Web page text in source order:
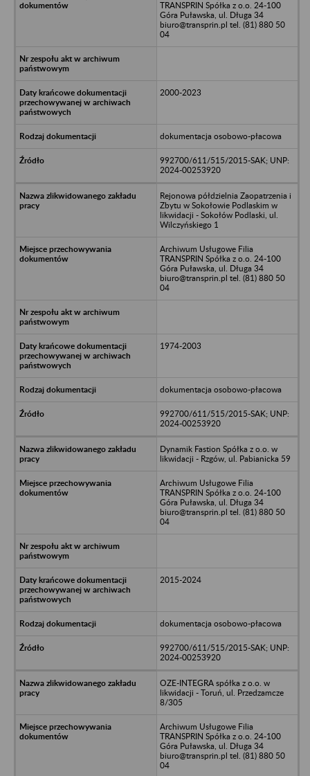
TRANSPRIN Spółka z o.o. 24-100
Góra Puławska, ul. Długa 34
biuro@transprin.pl tel. (81) 880 50
04
2000-2023
dokumentacja osobowo-płacowa
992700/611/515/2015-SAK; UNP:
2024-00253920
Rejonowa półdzielnia Zaopatrzenia i
Zbytu w Sokołowie Podlaskim w
likwidacji - Sokołów Podlaski, ul.
Wilczyńskiego 1
Archiwum Usługowe Filia
TRANSPRIN Spółka z o.o. 24-100
Góra Puławska, ul. Długa 34
biuro@transprin.pl tel. (81) 880 50
04
1974-2003
dokumentacja osobowo-płacowa
992700/611/515/2015-SAK; UNP:
2024-00253920
Dynamik Fastion Spółka z o.o. w
likwidacji - Rzgów, ul. Pabianicka 59
Archiwum Usługowe Filia
TRANSPRIN Spółka z o.o. 24-100
Góra Puławska, ul. Długa 34
biuro@transprin.pl tel. (81) 880 50
04
2015-2024
dokumentacja osobowo-płacowa
992700/611/515/2015-SAK; UNP:
2024-00253920
OZE-INTEGRA spółka z o.o. w
likwidacji - Toruń, ul. Przedzamcze
8/305
Archiwum Usługowe Filia
TRANSPRIN Spółka z o.o. 24-100
Góra Puławska, ul. Długa 34
biuro@transprin.pl tel. (81) 880 50
04